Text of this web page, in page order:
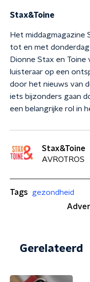
Stax&Toine
Het middagmagazine
tot en met
Dionne Stax en
luisteraar op een
door het nieuws van
iets bijzonders gaan
een belangrijke rol in
Stax&Toine
AVROTROS
Tags
gezondheid
Gerelateerd